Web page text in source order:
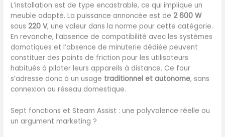
rend plus efficace. Steam
Base X2 : double zone
Steam avec une capacité
XXL jusqu'à 1 L (500 ml +
500 ml) pour l'utilisation
des fonctions Steam
EasyClean et Steam Assist.
Steam EasyClean : la
vapeur élimine la saleté et
nettoyage. Steam Assist :
L’installation est de type encastrable, ce qui implique un
meuble adapté. La puissance annoncée est de2 600 W
sous220 V, une valeur dans la norme pour cette catégorie.
En revanche, l’absence de compatibilité avec les systèmes
domotiques et l’absence de minuterie dédiée peuvent
constituer des points de friction pour les utilisateurs
habitués à piloter leurs appareils à distance. Ce four
s’adresse donc à un usage traditionnel et autonome, sans
connexion au réseau domestique.
Sept fonctions et Steam Assist : une polyvalence réelle ou
un argument marketing ?